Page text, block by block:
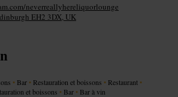
neverreallyhereliquorlounge
EH2 3DX, UK
• Bar • Restauration et boissons • Restaurant •
et boissons • Bar • Bar à vin